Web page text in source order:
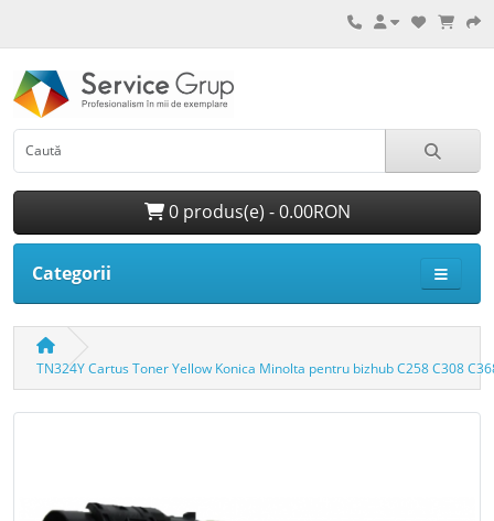
0 produs(e) - 0.00RON
Categorii
TN324Y Cartus Toner Yellow Konica Minolta pentru bizhub C258 C308